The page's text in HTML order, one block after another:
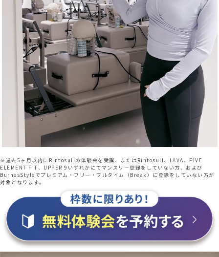
※過去5ヶ月以内にRintosullの体験会を受講、またはRintosull、LAVA、FIVE
ELEMENT FIT、UPPER 9いずれかにてマンスリー登録をしていない方、および
BurnesStyleでプレミアム・フリー・フルタイム（Break）に登録をしていない方が
対象となります。